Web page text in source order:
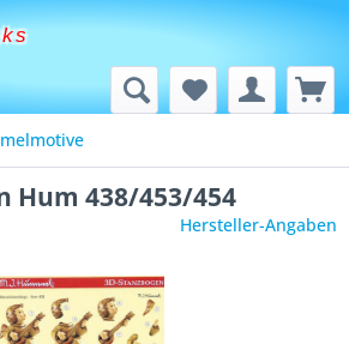
Hum 438/453/454
Hersteller-Angaben